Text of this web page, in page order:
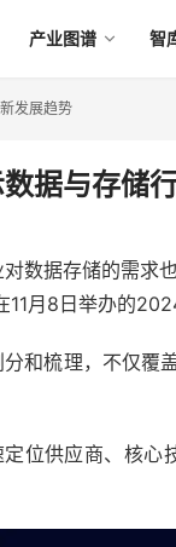
产业图谱 智
发展趋势
据与存储
数据存储的需
月8日举办的
和梳理，不仅
位供应商、核